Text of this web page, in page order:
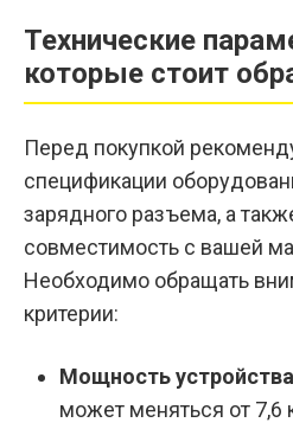
Технические
которые стоит
Перед покупкой
спецификации
зарядного разъема, а
совместимость с вашей
Необходимо обращать
критерии:
Мощность устройства
может меняться от 7,6